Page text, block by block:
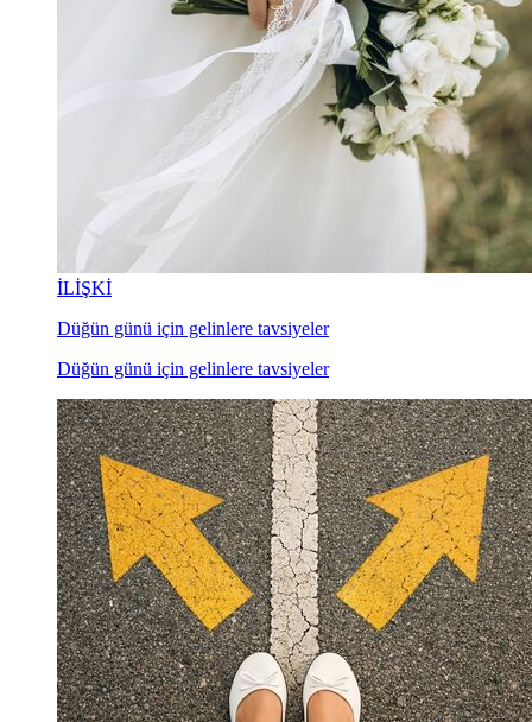
İLİŞKİ
Düğün günü için gelinlere tavsiyeler
Düğün günü için gelinlere tavsiyeler